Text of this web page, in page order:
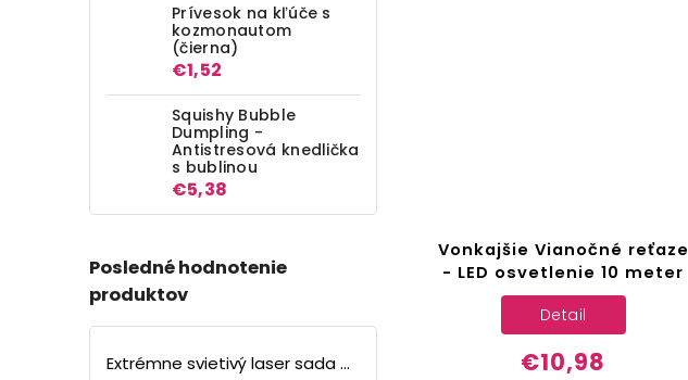
Prívesok na kľúče s
kozmonautom
(čierna)
€1,52
Squishy Bubble
Dumpling -
Antistresová knedlička
s bublinou
€5,38
Posledné hodnotenie
produktov
Extrémne svietivý laser sada + 4 nástavce
LED - 10 meter, 7 farieb
€7,31
Vonkajšie Vianočné reťaze
- LED osvetlenie 10 meter
€10,98
Detail